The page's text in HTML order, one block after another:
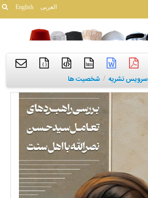
English العربی
htm
{ }
سرویس نشریه / شخصیت ها